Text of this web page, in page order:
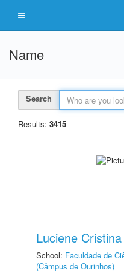
Name
Search
Results: 3415
Luciene
School: Faculdade de
(Câmpus de Ourinhos)